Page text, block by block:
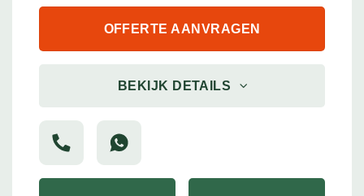
OFFERTE AANVRAGEN
BEKIJK DETAILS